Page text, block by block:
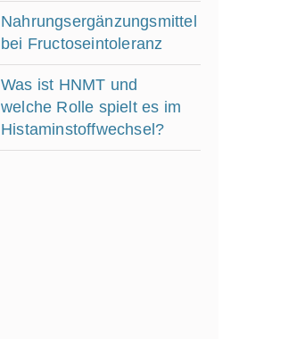
Nahrungsergänzungsmittel
bei Fructoseintoleranz
Was ist HNMT und
welche Rolle spielt es im
Histaminstoffwechsel?